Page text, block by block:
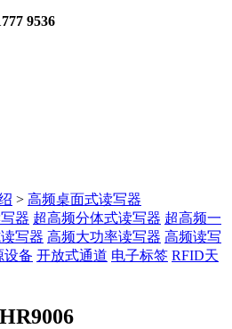
9536
> 高频桌面式读写器
器 超高频分体式读写器 超高频一
写器 高频大功率读写器 高频读写
设备 开放式通道 电子标签 RFID天